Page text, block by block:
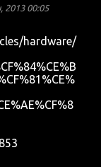
2013 00:05
hardware/